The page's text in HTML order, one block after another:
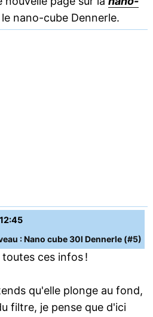
nano-cube Dennerle.
: Nano cube 30l Dennerle (#5)
ces infos !
qu'elle plonge au fond,
filtre, je pense que d'ici